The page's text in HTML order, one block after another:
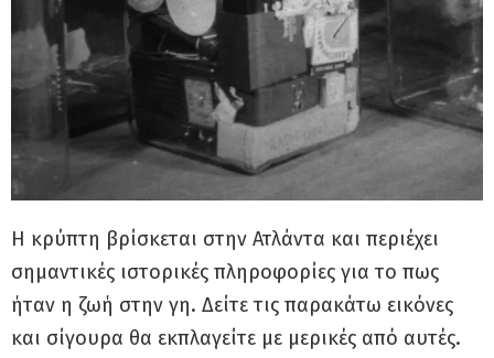
Η κρύπτη βρίσκεται στην Ατλάντα και περιέχει
σημαντικές ιστορικές πληροφορίες για το πως
ήταν η ζωή στην γη. Δείτε τις παρακάτω εικόνες
και σίγουρα θα εκπλαγείτε με μερικές από αυτές.